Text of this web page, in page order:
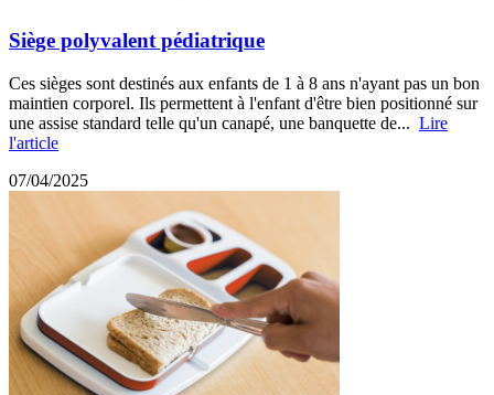
Siège polyvalent pédiatrique
Ces sièges sont destinés aux enfants de 1 à 8 ans n'ayant pas un bon
maintien corporel. Ils permettent à l'enfant d'être bien positionné sur
une assise standard telle qu'un canapé, une banquette de... Lire
l'article
07/04/2025